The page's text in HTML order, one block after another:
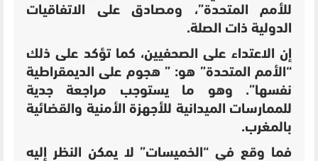
للأمم المتحدة”، ومصادق على الاتفاقيات
الدولية ذات الصلة.
إن الاعتداء على الصحفيين، كما تؤكد على ذلك
“الأمم المتحدة” هو: ” هجوم على الديمقراطية
نفسها”. وهو ما يستوجب مراجعة جدية
للممارسات الميدانية للأجهزة الأمنية والقضائية
بالمغرب.
فما وقع في “الخميسات” لا يمكن النظر إليه